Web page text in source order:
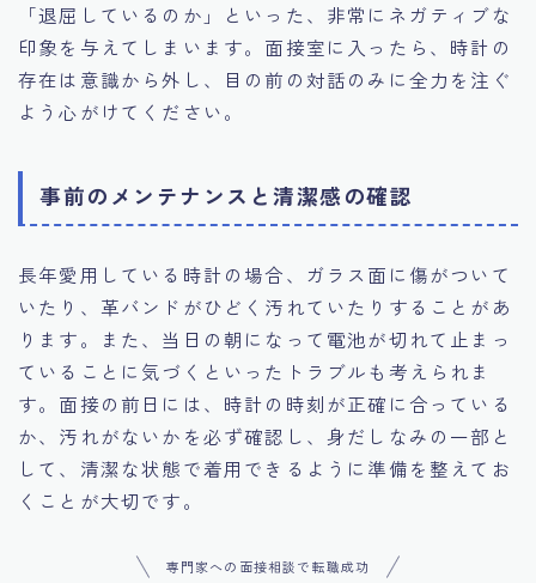
「退屈しているのか」といった、非常にネガティブな
印象を与えてしまいます。面接室に入ったら、時計の
存在は意識から外し、目の前の対話のみに全力を注ぐ
よう心がけてください。
事前のメンテナンスと清潔感の確認
長年愛用している時計の場合、ガラス面に傷がついて
いたり、革バンドがひどく汚れていたりすることがあ
ります。また、当日の朝になって電池が切れて止まっ
ていることに気づくといったトラブルも考えられま
す。面接の前日には、時計の時刻が正確に合っている
か、汚れがないかを必ず確認し、身だしなみの一部と
して、清潔な状態で着用できるように準備を整えてお
くことが大切です。
専門家への面接相談で転職成功